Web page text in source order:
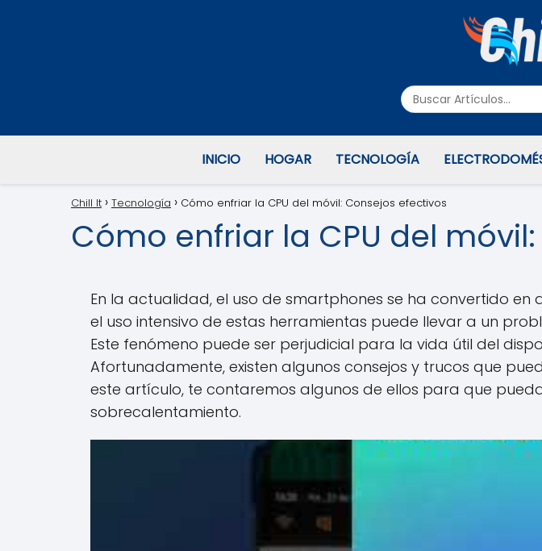
INICIO HOGAR TECNOLOGÍA
Chill It Tecnología Cómo enfriar la CPU del móvil: Consejos efectivos
Cómo enfriar la CPU del
En la actualidad, el uso de smartphones se ha convertido
el uso intensivo de estas herramientas puede llevar a un
Este fenómeno puede ser perjudicial para la vida útil del
Afortunadamente, existen algunos consejos y trucos que
este artículo, te contaremos algunos de ellos para que
sobrecalentamiento.